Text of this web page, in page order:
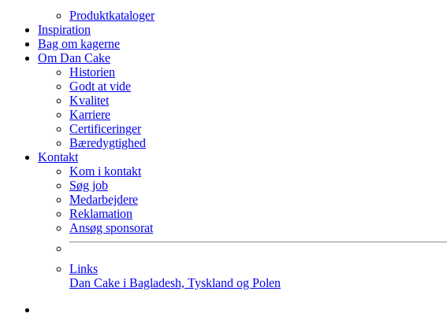
Produktkataloger
Inspiration
Bag om kagerne
Om Dan Cake
Historien
Godt at vide
Kvalitet
Karriere
Certificeringer
Bæredygtighed
Kontakt
Kom i kontakt
Søg job
Medarbejdere
Reklamation
Ansøg sponsorat
Links
Dan Cake i Bagladesh, Tyskland og Polen